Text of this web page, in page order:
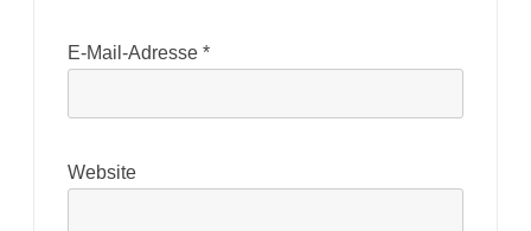
E-Mail-Adresse *
Website